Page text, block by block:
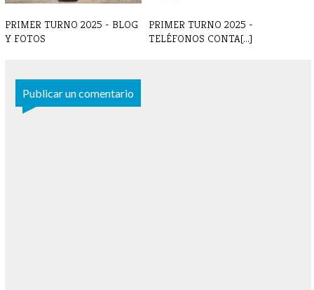
PRIMER TURNO 2025 - BLOG
Y FOTOS
PRIMER TURNO 2025 -
TELÉFONOS CONTA[...]
Publicar un comentario